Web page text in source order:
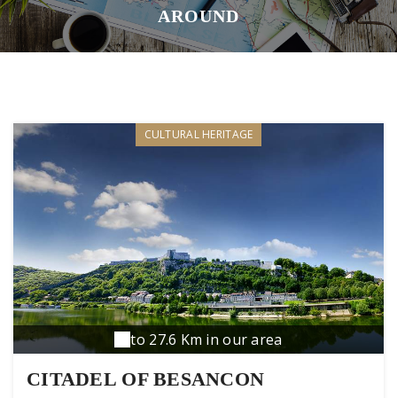
AROUND
CULTURAL HERITAGE
to 27.6 Km in our area
CITADEL OF BESANCON